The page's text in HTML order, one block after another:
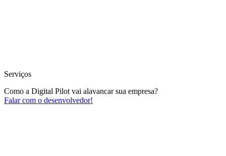
Serviços
Como a Digital Pilot vai alavancar sua empresa?
Falar com o desenvolvedor!